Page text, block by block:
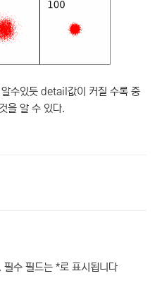
수있듯 detail값이 커질 수록 중
을 알 수 있다.
필수 필드는*로 표시됩니다